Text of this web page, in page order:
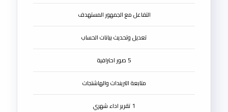
التفاعل مع الجمهور المستهدف
تعديل وتحديث بيانات الحساب
5 صور احترافية
متابعة التريندات والهاشتجات
1 تقرير اداء شهري